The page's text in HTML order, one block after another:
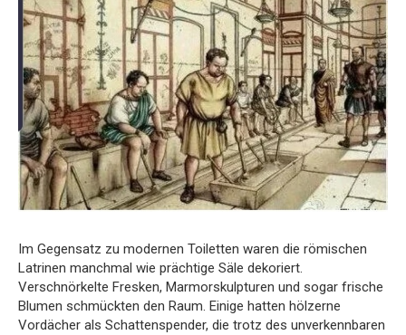
Im Gegensatz zu modernen Toiletten waren die römischen
Latrinen manchmal wie prächtige Säle dekoriert.
Verschnörkelte Fresken, Marmorskulpturen und sogar frische
Blumen schmückten den Raum. Einige hatten hölzerne
Vordächer als Schattenspender, die trotz des unverkennbaren